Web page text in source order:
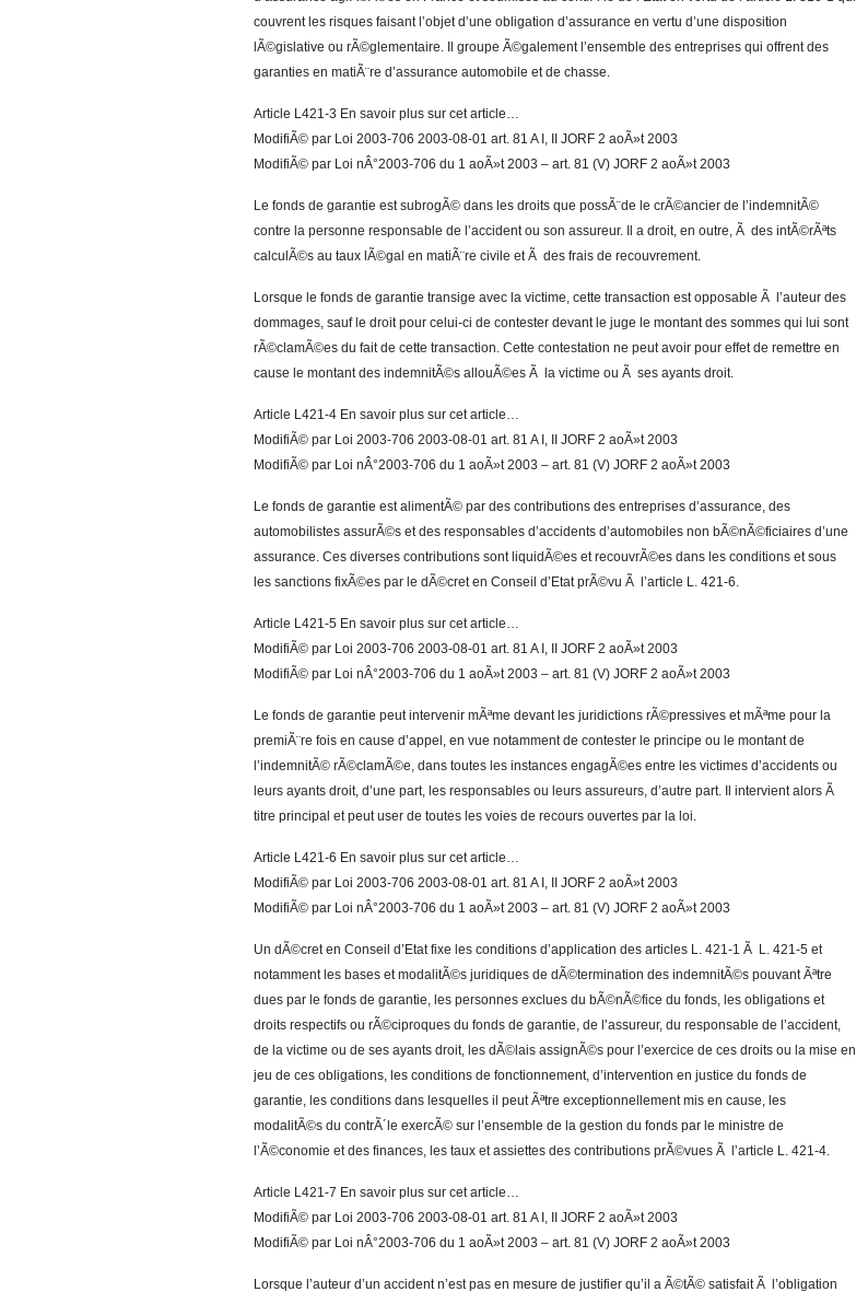
couvrent les risques faisant l’objet d’une obligation d’assurance en vertu d’une disposition
lÃ©gislative ou rÃ©glementaire. Il groupe Ã©galement l’ensemble des entreprises qui offrent des
garanties en matiÃ¨re d’assurance automobile et de chasse.
Article L421-3 En savoir plus sur cet article…
ModifiÃ© par Loi 2003-706 2003-08-01 art. 81 A I, II JORF 2 aoÃ»t 2003
ModifiÃ© par Loi nÂ°2003-706 du 1 aoÃ»t 2003 – art. 81 (V) JORF 2 aoÃ»t 2003
Le fonds de garantie est subrogÃ© dans les droits que possÃ¨de le crÃ©ancier de l’indemnitÃ©
contre la personne responsable de l’accident ou son assureur. Il a droit, en outre, Ã des intÃ©rÃªts
calculÃ©s au taux lÃ©gal en matiÃ¨re civile et Ã des frais de recouvrement.
Lorsque le fonds de garantie transige avec la victime, cette transaction est opposable Ã l’auteur des
dommages, sauf le droit pour celui-ci de contester devant le juge le montant des sommes qui lui sont
rÃ©clamÃ©es du fait de cette transaction. Cette contestation ne peut avoir pour effet de remettre en
cause le montant des indemnitÃ©s allouÃ©es Ã la victime ou Ã ses ayants droit.
Article L421-4 En savoir plus sur cet article…
ModifiÃ© par Loi 2003-706 2003-08-01 art. 81 A I, II JORF 2 aoÃ»t 2003
ModifiÃ© par Loi nÂ°2003-706 du 1 aoÃ»t 2003 – art. 81 (V) JORF 2 aoÃ»t 2003
Le fonds de garantie est alimentÃ© par des contributions des entreprises d’assurance, des
automobilistes assurÃ©s et des responsables d’accidents d’automobiles non bÃ©nÃ©ficiaires d’une
assurance. Ces diverses contributions sont liquidÃ©es et recouvrÃ©es dans les conditions et sous
les sanctions fixÃ©es par le dÃ©cret en Conseil d’Etat prÃ©vu Ã l’article L. 421-6.
Article L421-5 En savoir plus sur cet article…
ModifiÃ© par Loi 2003-706 2003-08-01 art. 81 A I, II JORF 2 aoÃ»t 2003
ModifiÃ© par Loi nÂ°2003-706 du 1 aoÃ»t 2003 – art. 81 (V) JORF 2 aoÃ»t 2003
Le fonds de garantie peut intervenir mÃªme devant les juridictions rÃ©pressives et mÃªme pour la
premiÃ¨re fois en cause d’appel, en vue notamment de contester le principe ou le montant de
l’indemnitÃ© rÃ©clamÃ©e, dans toutes les instances engagÃ©es entre les victimes d’accidents ou
leurs ayants droit, d’une part, les responsables ou leurs assureurs, d’autre part. Il intervient alors Ã
titre principal et peut user de toutes les voies de recours ouvertes par la loi.
Article L421-6 En savoir plus sur cet article…
ModifiÃ© par Loi 2003-706 2003-08-01 art. 81 A I, II JORF 2 aoÃ»t 2003
ModifiÃ© par Loi nÂ°2003-706 du 1 aoÃ»t 2003 – art. 81 (V) JORF 2 aoÃ»t 2003
Un dÃ©cret en Conseil d’Etat fixe les conditions d’application des articles L. 421-1 Ã L. 421-5 et
notamment les bases et modalitÃ©s juridiques de dÃ©termination des indemnitÃ©s pouvant Ãªtre
dues par le fonds de garantie, les personnes exclues du bÃ©nÃ©fice du fonds, les obligations et
droits respectifs ou rÃ©ciproques du fonds de garantie, de l’assureur, du responsable de l’accident,
de la victime ou de ses ayants droit, les dÃ©lais assignÃ©s pour l’exercice de ces droits ou la mise en
jeu de ces obligations, les conditions de fonctionnement, d’intervention en justice du fonds de
garantie, les conditions dans lesquelles il peut Ãªtre exceptionnellement mis en cause, les
modalitÃ©s du contrÃ´le exercÃ© sur l’ensemble de la gestion du fonds par le ministre de
l’Ã©conomie et des finances, les taux et assiettes des contributions prÃ©vues Ã l’article L. 421-4.
Article L421-7 En savoir plus sur cet article…
ModifiÃ© par Loi 2003-706 2003-08-01 art. 81 A I, II JORF 2 aoÃ»t 2003
ModifiÃ© par Loi nÂ°2003-706 du 1 aoÃ»t 2003 – art. 81 (V) JORF 2 aoÃ»t 2003
Lorsque l’auteur d’un accident n’est pas en mesure de justifier qu’il a Ã©tÃ© satisfait Ã l’obligation